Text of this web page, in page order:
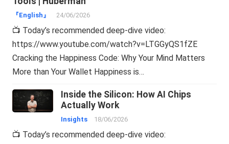
『English』 24/06/2026
📺 Today’s recommended deep-dive video:
https://www.youtube.com/watch?v=LTGGyQS1fZE
Cracking the Happiness Code: Why Your Mind Matters
More than Your Wallet Happiness is…
Inside the Silicon: How AI Chips
Actually Work
Insights 18/06/2026
📺 Today’s recommended deep-dive video: